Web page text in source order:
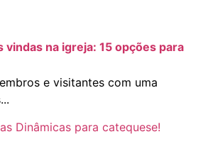
vindas na igreja: 15 opções para
e visitantes com uma